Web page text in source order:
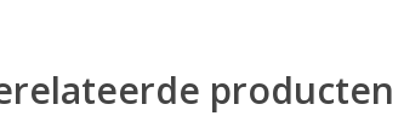
producten